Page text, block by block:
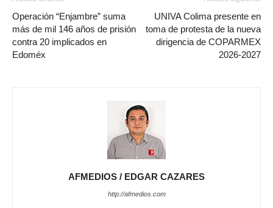
Operación “Enjambre” suma
más de mil 146 años de prisión
contra 20 implicados en
Edoméx
UNIVA Colima presente en
toma de protesta de la nueva
dirigencia de COPARMEX
2026-2027
AFMEDIOS / EDGAR CAZARES
http://afmedios.com